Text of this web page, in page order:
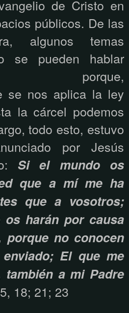
de Cristo en
públicos. De las
algunos temas
se pueden hablar
porque,
se nos aplica la ley
la cárcel podemos
todo esto, estuvo
por Jesús
Si el mundo os
que a mí me ha
que a vosotros;
harán por causa
porque no conocen
El que me
también a mi Padre
18; 21; 23